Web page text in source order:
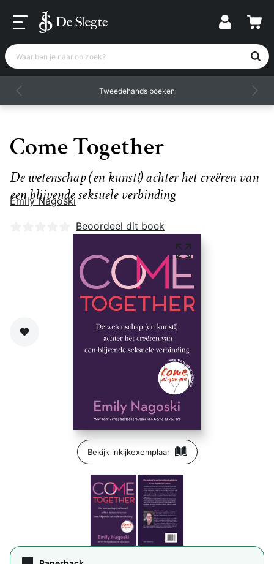
Waar ben je naar op zoek?
Tweedehands boeken
Come Together
De wetenschap (en kunst!) achter het creëren van
een blijvende seksuele verbinding
Emily Nagoski
Nog geen beoordelingen
Beoordeel dit boek
Bekijk inkijkexemplaar